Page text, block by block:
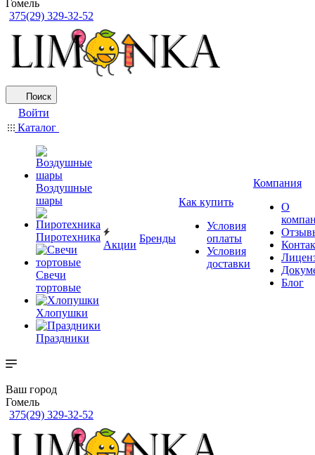
Гомель
375(29) 329-32-52
Поиск
Войти
Каталог
Воздушные
шары
Пиротехника
Свечи
тортовые
Хлопушки
Праздники
Акции
Бренды
Как купить
Условия
оплаты
Условия
доставки
Компания
О
Блог
Ваш город
Гомель
375(29) 329-32-52